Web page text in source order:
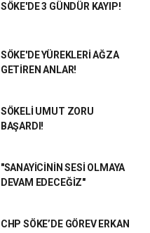
SÖKE'DE 3 GÜNDÜR KAYIP!
SÖKE'DE YÜREKLERİ AĞZA
GETİREN ANLAR!
SÖKELİ UMUT ZORU
BAŞARDI!
"SANAYİCİNİN SESİ OLMAYA
DEVAM EDECEĞİZ"
CHP SÖKE’DE GÖREV ERKAN